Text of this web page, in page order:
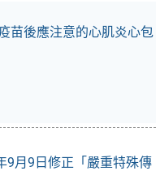
苗後應注意的心肌炎心包
9月9日修正「嚴重特殊傳